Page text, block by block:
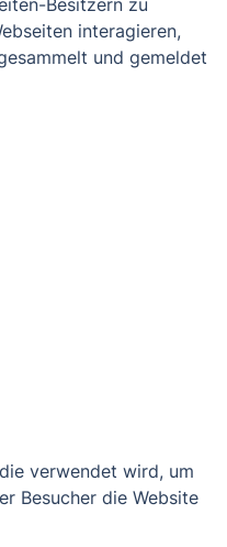
Besitzern zu
interagieren,
und gemeldet
verwendet wird, um
Besucher die Website